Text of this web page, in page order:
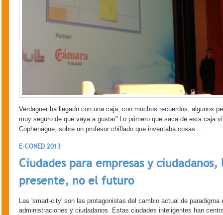
Verdaguer ha llegado con una caja, con muchos recuerdos, algunos
muy seguro de que vaya a gustar” Lo primero que saca de esta caja
Cophenague, sobre un profesor chiflado que inventaba cosas....
E-CONED 2013
Ciudades para empresas y
presente, no el futuro
Las 'smart-city' son las protagonistas del cambio actual de paradigma
administraciones y ciudadanos. Estas ciudades inteligentes han